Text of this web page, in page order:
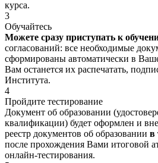
курса.
3
Обучайтесь
Можете сразу приступать к
согласований: все необходимые
сформированы автоматически в
Вам останется их распечатать,
Института.
4
Пройдите тестирование
Документ об образовании
квалификации) будет оформлен и
реестр документов об образовании в
после прохождения Вами итоговой
онлайн-тестирования.